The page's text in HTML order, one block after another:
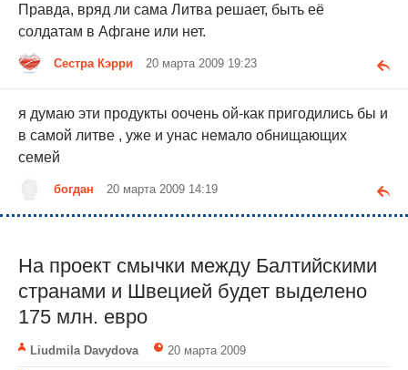
Правда, вряд ли сама Литва решает, быть её
солдатам в Афгане или нет.
Сестра Кэрри 20 марта 2009 19:23
я думаю эти продукты оочень ой-как пригодились бы и
в самой литве , уже и унас немало обнищающих
семей
богдан 20 марта 2009 14:19
На проект смычки между Балтийскими
странами и Швецией будет выделено
175 млн. евро
Liudmila Davydova 20 марта 2009